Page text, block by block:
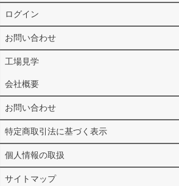
ログイン
お問い合わせ
工場見学
会社概要
お問い合わせ
特定商取引法に基づく表示
個人情報の取扱
サイトマップ